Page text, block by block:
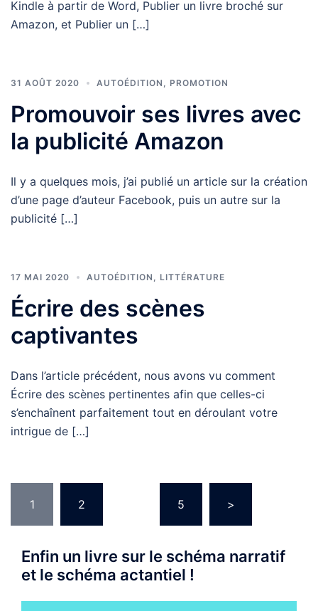
Kindle à partir de Word, Publier un livre broché sur
Amazon, et Publier un […]
31 AOÛT 2020 AUTOÉDITION PROMOTION
Promouvoir ses livres avec
la publicité Amazon
Il y a quelques mois, j’ai publié un article sur la création
d’une page d’auteur Facebook, puis un autre sur la
publicité […]
17 MAI 2020 AUTOÉDITION LITTÉRATURE
Écrire des scènes
captivantes
Dans l’article précédent, nous avons vu comment
Écrire des scènes pertinentes afin que celles-ci
s’enchaînent parfaitement tout en déroulant votre
intrigue de […]
des
articles
1 2 5 >
Enfin un livre sur le schéma narratif
et le schéma actantiel !